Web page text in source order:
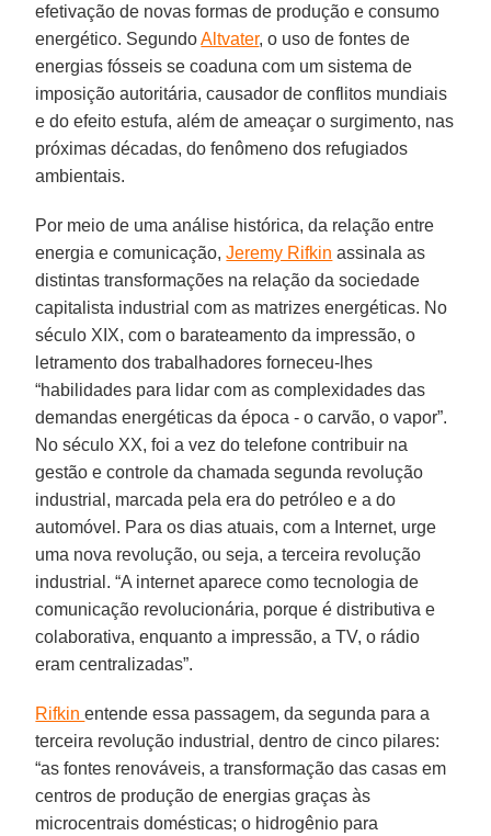
efetivação de novas formas de produção e consumo
energético. SegundoAltvater, o uso de fontes de
energias fósseis se coaduna com um sistema de
imposição autoritária, causador de conflitos mundiais
e do efeito estufa, além de ameaçar o surgimento, nas
próximas décadas, do fenômeno dos refugiados
ambientais.
Por meio de uma análise histórica, da relação entre
energia e comunicação,Jeremy Rifkin assinala as
distintas transformações na relação da sociedade
capitalista industrial com as matrizes energéticas. No
século XIX, com o barateamento da impressão, o
letramento dos trabalhadores forneceu-lhes
“habilidades para lidar com as complexidades das
demandas energéticas da época - o carvão, o vapor”.
No século XX, foi a vez do telefone contribuir na
gestão e controle da chamada segunda revolução
industrial, marcada pela era do petróleo e a do
automóvel. Para os dias atuais, com a Internet, urge
uma nova revolução, ou seja, a terceira revolução
industrial. “A internet aparece como tecnologia de
comunicação revolucionária, porque é distributiva e
colaborativa, enquanto a impressão, a TV, o rádio
eram centralizadas”.
Rifkinentende essa passagem, da segunda para a
terceira revolução industrial, dentro de cinco pilares:
“as fontes renováveis, a transformação das casas em
centros de produção de energias graças às
microcentrais domésticas; o hidrogênio para